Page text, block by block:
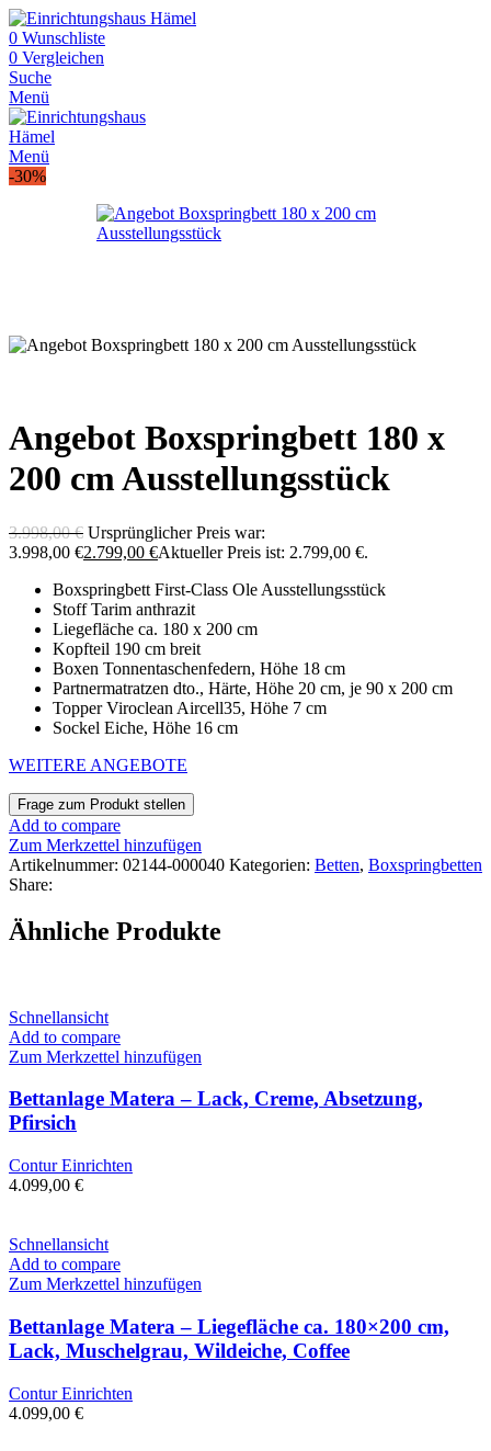
0 Wunschliste
0 Vergleichen
Suche
Menü
Menü
-30%
Angebot Boxspringbett 180 x
200 cm Ausstellungsstück
3.998,00€ Ursprünglicher Preis war:
3.998,00 €2.799,00 €Aktueller Preis ist: 2.799,00 €.
Boxspringbett First-Class Ole Ausstellungsstück
Stoff Tarim anthrazit
Liegefläche ca. 180 x 200 cm
Kopfteil 190 cm breit
Boxen Tonnentaschenfedern, Höhe 18 cm
Partnermatratzen dto., Härte, Höhe 20 cm, je 90 x 200 cm
Topper Viroclean Aircell35, Höhe 7 cm
Sockel Eiche, Höhe 16 cm
WEITERE ANGEBOTE
Add to compare
Zum Merkzettel hinzufügen
Artikelnummer: 02144-000040 Kategorien: Betten, Boxspringbetten
Share:
Ähnliche Produkte
Schnellansicht
Add to compare
Zum Merkzettel hinzufügen
Bettanlage Matera – Lack, Creme, Absetzung,
Pfirsich
Contur Einrichten
4.099,00 €
Schnellansicht
Add to compare
Zum Merkzettel hinzufügen
Bettanlage Matera – Liegefläche ca. 180×200 cm,
Lack, Muschelgrau, Wildeiche, Coffee
Contur Einrichten
4.099,00 €